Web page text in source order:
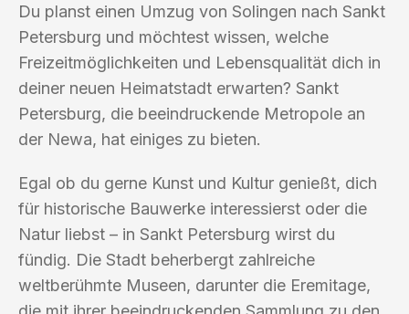
Du planst einen Umzug von Solingen nach Sankt
Petersburg und möchtest wissen, welche
Freizeitmöglichkeiten und Lebensqualität dich in
deiner neuen Heimatstadt erwarten? Sankt
Petersburg, die beeindruckende Metropole an
der Newa, hat einiges zu bieten.
Egal ob du gerne Kunst und Kultur genießt, dich
für historische Bauwerke interessierst oder die
Natur liebst – in Sankt Petersburg wirst du
fündig. Die Stadt beherbergt zahlreiche
weltberühmte Museen, darunter die Eremitage,